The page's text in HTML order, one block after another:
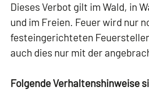
Dieses Verbot gilt im Wald, in
und im Freien. Feuer wird nur
festeingerichteten
auch dies nur mit der
Folgende Verhaltenshinweise